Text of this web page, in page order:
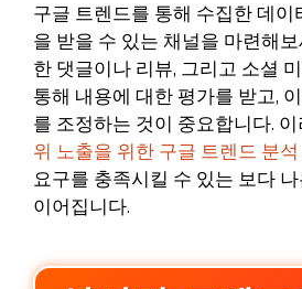
구글 트렌드를 통해 수집한 데이
을 받을 수 있는 채널을 마련해
한 댓글이나 리뷰, 그리고 소셜
통해 내용에 대한 평가를 받고,
를 조정하는 것이 중요합니다.
위 노출을 위한 구글 트렌드 분석
요구를 충족시킬 수 있는 보다
이어집니다.